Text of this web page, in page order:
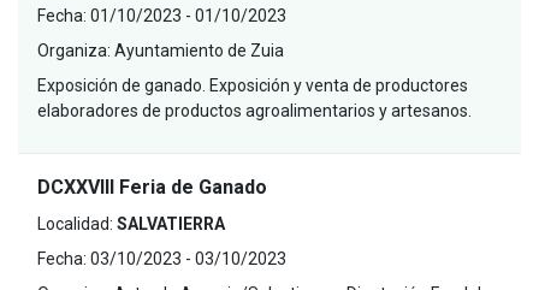
Fecha: 01/10/2023 - 01/10/2023
Organiza: Ayuntamiento de Zuia
Exposición de ganado. Exposición y venta de productores
elaboradores de productos agroalimentarios y artesanos.
DCXXVIII Feria de Ganado
Localidad: SALVATIERRA
Fecha: 03/10/2023 - 03/10/2023